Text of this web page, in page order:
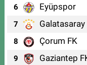
6 Eyüpspor
7 Galatasaray
8 Çorum FK
9 Gaziantep